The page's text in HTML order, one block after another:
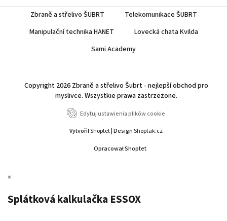
Zbraně a střelivo ŠUBRT
Telekomunikace ŠUBRT
Manipulační technika HANET
Lovecká chata Kvilda
Sami Academy
Opracował Shoptet
Copyright 2026 Zbraně a střelivo Šubrt - nejlepší obchod pro
myslivce. Wszystkie prawa zastrzeżone.
Edytuj ustawienia plików cookie
VytvořilShoptet | DesignShoptak.cz
×
Splátková kalkulačka ESSOX